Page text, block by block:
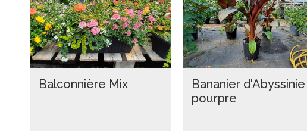
Balconnière Mix
Bananier d'Abyssinie
pourpre